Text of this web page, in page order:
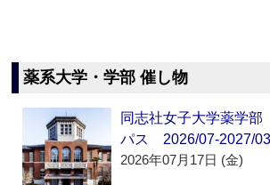
薬系大学・学部 催し物
同志社女子大学薬学
パス 2026/07-2027/03
2026年07月17日 (金)